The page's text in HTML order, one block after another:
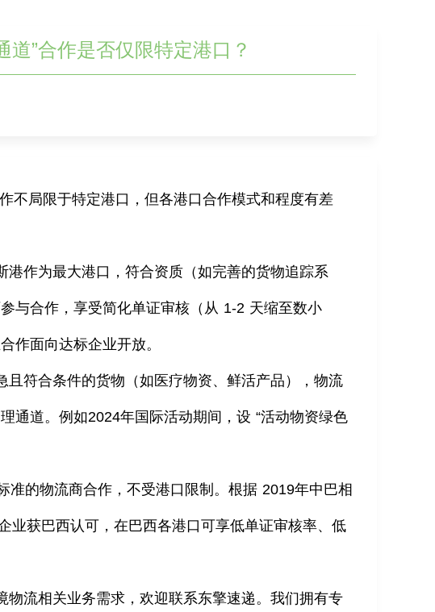
”合作是否仅限特定港口？
不局限于特定港口，但各港口合作模式和程度有差
港作为最大港口，符合资质（如完善的货物追踪系
与合作，享受简化单证审核（从 1-2 天缩至数小
作面向达标企业开放。
且符合条件的货物（如医疗物资、鲜活产品），物流
通道。例如2024年国际活动期间，设 “活动物资绿色
准的物流商合作，不受港口限制。根据2019年中巴相
业获巴西认可，在巴西各港口可享低单证审核率、低
流相关业务需求，欢迎联系东擎速递。我们拥有专